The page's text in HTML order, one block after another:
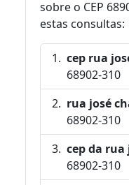
sobre o CEP
estas consultas:
cep rua
68902-310
rua josé
68902-310
cep da rua
68902-310